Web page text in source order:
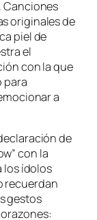
Canciones
originales de
piel de
el
con la que
para
a
de
con la
los ídolos
recuerdan
gestos